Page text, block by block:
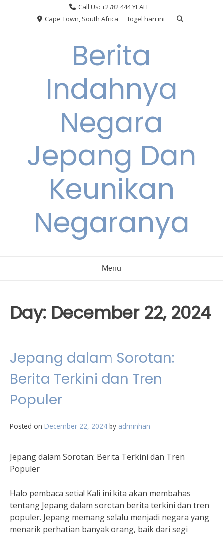
Call Us: +2782 444 YEAH
Cape Town, South Africa
togel hari ini
Berita
Indahnya
Negara
Jepang Dan
Keunikan
Negaranya
Menu
Day: December 22, 2024
Jepang dalam Sorotan:
Berita Terkini dan Tren
Populer
Posted on December 22, 2024 by adminhan
Jepang dalam Sorotan: Berita Terkini dan Tren
Populer
Halo pembaca setia! Kali ini kita akan membahas
tentang Jepang dalam sorotan berita terkini dan tren
populer. Jepang memang selalu menjadi negara yang
menarik perhatian banyak orang, baik dari segi